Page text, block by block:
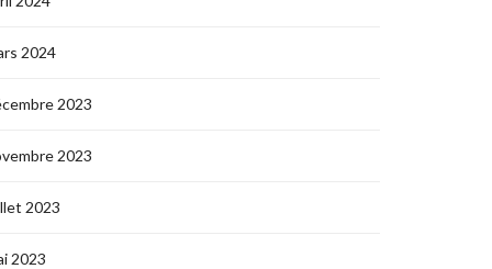
2024
2023
2023
2023
2023